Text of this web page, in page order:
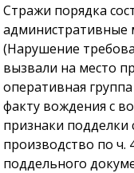
Стражи порядка
административные
(Нарушение
вызвали на место
оперативная
факту вождения с
признаки подделки
производство по ч.
поддельного